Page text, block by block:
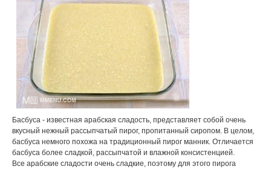
Басбуса - известная арабская сладость, представляет собой очень
вкусный нежный рассыпчатый пирог, пропитанный сиропом. В целом,
басбуса немного похожа на традиционный пирог манник. Отличается
басбуса более сладкой, рассыпчатой и влажной консистенцией.
Все арабские сладости очень сладкие, поэтому для этого пирога